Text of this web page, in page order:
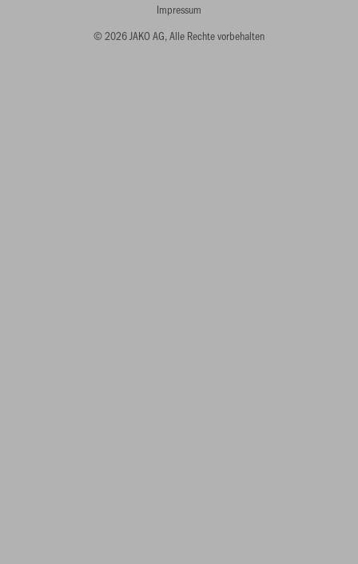
© 2026 JAKO AG, Alle Rechte vorbehalten
Impressum